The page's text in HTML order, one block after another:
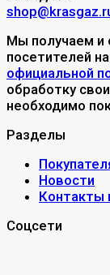
Мы получаем и
посетителей
официальной
обработку
необходимо
Разделы
Новости
Контакты
Соцсети